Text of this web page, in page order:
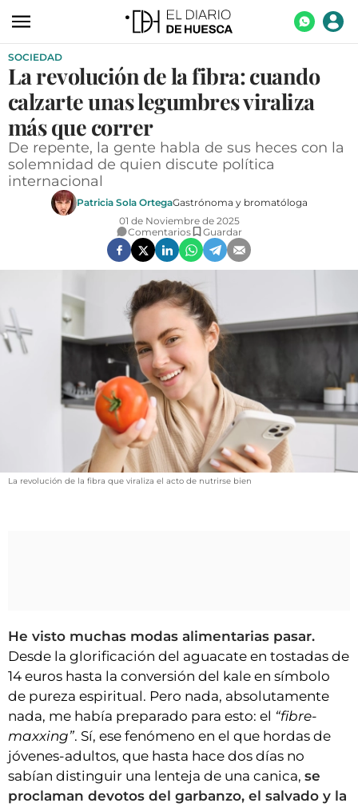
ACTUALIDAD
ECONOMÍA
TECNOLOGÍA
TURISMO
AGROALIMENTACIÓN
DEPORTES
SOCIEDAD
GALERÍAS
VÍDEOS
CONTACTAR
FIESTAS EN EL ALTO ARAGÓN
FIESTAS DE SAN LORENZO
AGENDA
CLUB DEL AMIGO MILITANTE
INICIAR SESIÓN
SOCIEDAD
La revolución de la fibra: cuando
calzarte unas legumbres viraliza
más que correr
De repente, la gente habla de sus heces con la
solemnidad de quien discute política
internacional
Patricia Sola OrtegaGastrónoma y bromatóloga
01 de Noviembre de 2025
Comentarios
Guardar
La revolución de la fibra que viraliza el acto de nutrirse bien
He visto muchas modas alimentarias pasar.
Desde la glorificación del aguacate en tostadas de
14 euros hasta la conversión del kale en símbolo
de pureza espiritual. Pero nada, absolutamente
nada, me había preparado para esto: el “fibre-
maxxing”. Sí, ese fenómeno en el que hordas de
jóvenes-adultos, que hasta hace dos días no
sabían distinguir una lenteja de una canica, se
proclaman devotos del garbanzo, el salvado y la